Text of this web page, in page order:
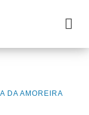
DA AMOREIRA